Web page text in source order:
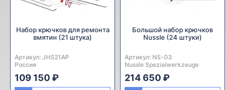
Набор крючков для ремонта
вмятин (21 штука)
Артикул: JHS21AP
Производитель:
Россия
109 150 ₽
Большой набор крючков
Nussle (24 штуки)
Артикул: NS-03
Производитель:
Nussle Spezialwerkzeuge
214 650 ₽